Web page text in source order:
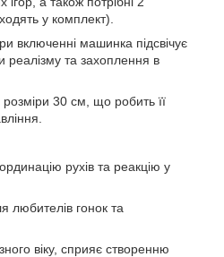
у комплект).
включенні машинка підсвічує
реалізму та захоплення в
30 см, що робить її
рухів та реакцію у
любителів гонок та
віку, сприяє створенню